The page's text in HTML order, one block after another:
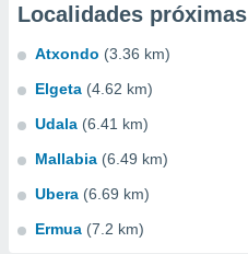
Localidades próximas
Atxondo (3.36 km)
Elgeta (4.62 km)
Udala (6.41 km)
Mallabia (6.49 km)
Ubera (6.69 km)
Ermua (7.2 km)